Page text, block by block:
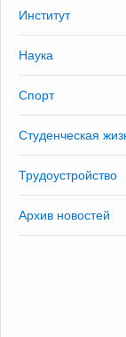
Институт
Наука
Спорт
Студенческая
Трудоустройство
Архив новостей